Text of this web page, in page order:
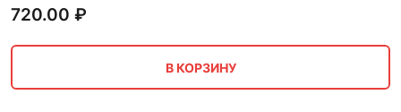
720.00 ₽
В КОРЗИНУ